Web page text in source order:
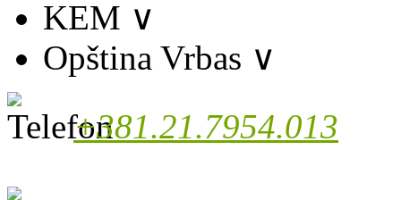
KEM ∨
Opština Vrbas ∨
+381.21.7954.013